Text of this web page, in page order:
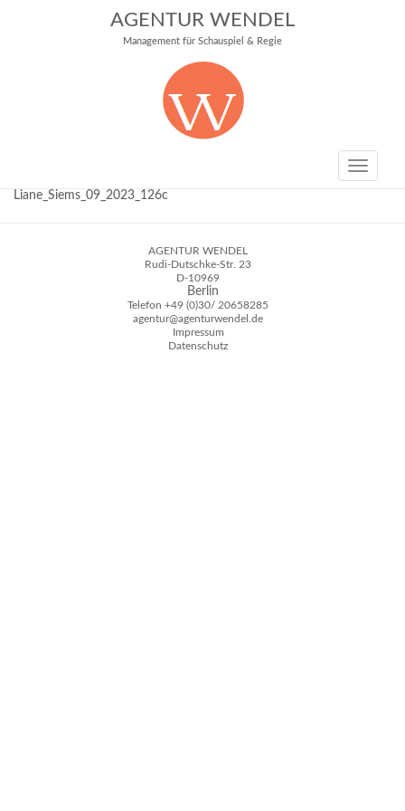
AGENTUR WENDEL
Management für Schauspiel & Regie
Toggle
Liane_Siems_09_2023_126c
AGENTUR WENDEL
Rudi-Dutschke-Str. 23
D-10969
Berlin
Telefon +49 (0)30/ 20658285
agentur@agenturwendel.de
Impressum
Datenschutz